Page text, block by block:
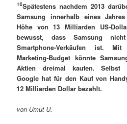
16Spätestens nachdem 2013
Samsung innerhalb eines
Höhe von 13 Milliarden US-
bewusst, dass Samsung
Smartphone-Verkäufen ist.
Marketing-Budget könnte
Aktien dreimal kaufen. Selbst
Google hat für den Kauf von
12 Milliarden Dollar bezahlt.
von Umut U.